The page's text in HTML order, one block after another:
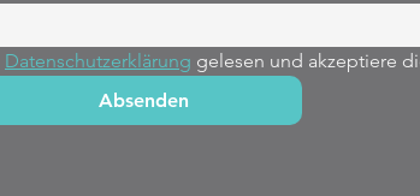
Datenschutzerklärung gelesen und akzeptiere
Absenden